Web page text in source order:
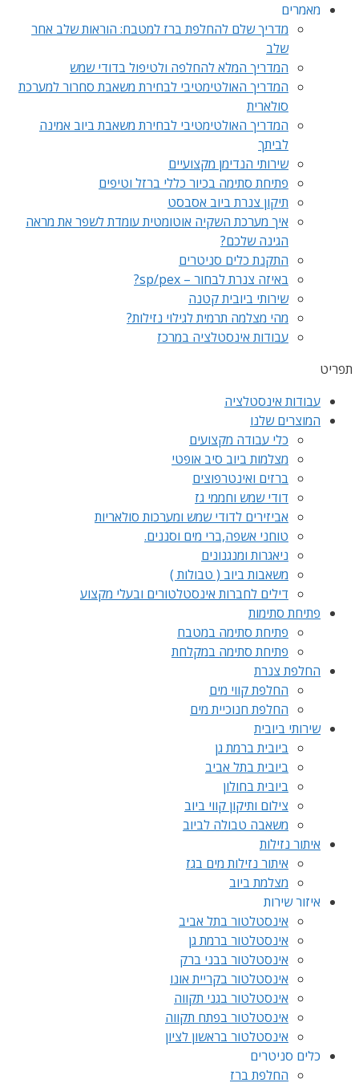
מאמרים
מדריך שלם להחלפת ברז למטבח: הוראות שלב אחר
שלב
המדריך המלא להחלפה ולטיפול בדודי שמש
המדריך האולטימטיבי לבחירת משאבת סחרור למערכת
סולארית
המדריך האולטימטיבי לבחירת משאבת ביוב אמינה
לביתך
שירותי הנדימן מקצועיים
פתיחת סתימה בכיור כללי ברזל וטיפים
תיקון צנרת ביוב אסבסט
איך מערכת השקיה אוטומטית עומדת לשפר את מראה
הגינה שלכם?
התקנת כלים סניטרים
באיזה צנרת לבחור – sp/pex?
שירותי ביובית קטנה
מהי מצלמה תרמית לגילוי נזילות?
עבודות אינסטלציה במרכז
תפריט
עבודות אינסטלציה
המוצרים שלנו
כלי עבודה מקצועים
מצלמות ביוב סיב אופטי
ברזים ואינטרפוצים
דודי שמש וחממי גז
אביזירים לדודי שמש ומערכות סולאריות
טוחני אשפה,ברי מים וסננים.
ניאגרות ומנגנונים
משאבות ביוב ( טבולות )
דילים לחברות אינסטלטורים ובעלי מקצוע
פתיחת סתימות
פתיחת סתימה במטבח
פתיחת סתימה במקלחת
החלפת צנרת
החלפת קווי מים
החלפת חנוכיית מים
שירותי ביובית
ביובית ברמת גן
ביובית בתל אביב
ביובית בחולון
צילום ותיקון קווי ביוב
משאבה טבולה לביוב
איתור נזילות
איתור נזילות מים בגז
מצלמת ביוב
איזור שירות
אינסטלטור בתל אביב
אינסטלטור ברמת גן
אינסטלטור בבני ברק
אינסטלטור בקריית אונו
אינסטלטור בגני תקווה
אינסטלטור בפתח תקווה
אינסטלטור בראשון לציון
כלים סניטרים
החלפת ברז